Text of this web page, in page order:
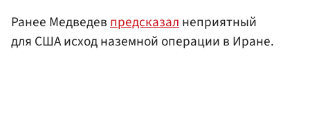
Ранее Медведевпредсказалнеприятный
для США исход наземной операции в Иране.